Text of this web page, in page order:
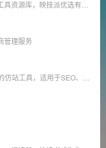
管理服务